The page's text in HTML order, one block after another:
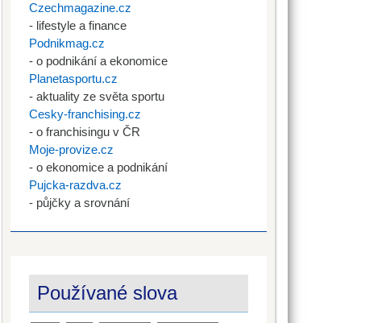
Czechmagazine.cz
- lifestyle a finance
Podnikmag.cz
- o podnikání a ekonomice
Planetasportu.cz
- aktuality ze světa sportu
Cesky-franchising.cz
- o franchisingu v ČR
Moje-provize.cz
- o ekonomice a podnikání
Pujcka-razdva.cz
- půjčky a srovnání
Používané slova